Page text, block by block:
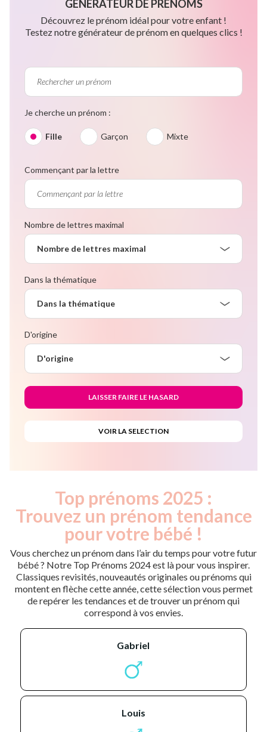
GÉNÉRATEUR DE PRÉNOMS
Découvrez le prénom idéal pour votre enfant !
Testez notre générateur de prénom en quelques clics !
Je cherche un prénom :
Fille Garçon Mixte
Commençant par la lettre
Nombre de lettres maximal
Nombre de lettres maximal
Dans la thématique
Dans la thématique
D'origine
D'origine
Top prénoms 2025 :
Trouvez un prénom tendance
pour votre bébé !
Vous cherchez un prénom dans l’air du temps pour votre futur
bébé ? Notre Top Prénoms 2024 est là pour vous inspirer.
Classiques revisités, nouveautés originales ou prénoms qui
montent en flèche cette année, cette sélection vous permet
de repérer les tendances et de trouver un prénom qui
correspond à vos envies.
gabriel
louis